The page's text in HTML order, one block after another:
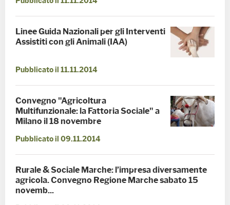
Linee Guida Nazionali per gli Interventi
Assistiti con gli Animali (IAA)
Pubblicato il 11.11.2014
Convegno "Agricoltura
Multifunzionale: la Fattoria Sociale" a
Milano il 18 novembre
Pubblicato il 09.11.2014
Rurale & Sociale Marche: l’impresa diversamente
agricola. Convegno Regione Marche sabato 15
novemb...